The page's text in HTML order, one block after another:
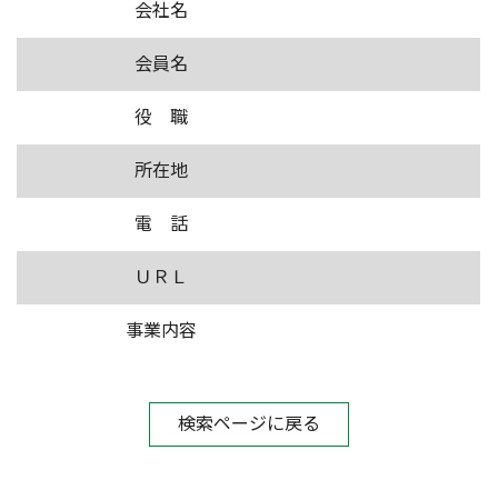
会社名
会員名
役 職
所在地
電 話
ＵＲＬ
事業内容
検索ページに戻る